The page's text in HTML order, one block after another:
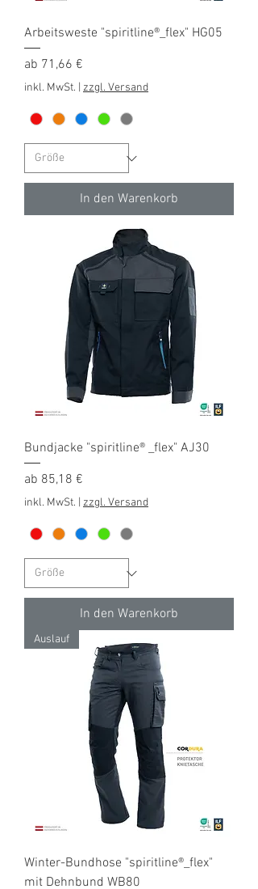
Arbeitsweste "spiritline®_flex" HG05
ab 71,66 €
Sale-Preis
inkl. MwSt. zzgl. Versand
In den Warenkorb
Bundjacke "spiritline® _flex" AJ30
ab 85,18 €
Sale-Preis
inkl. MwSt. zzgl. Versand
In den Warenkorb
Auslauf
Winter-Bundhose "spiritline®_flex"
mit Dehnbund WB80